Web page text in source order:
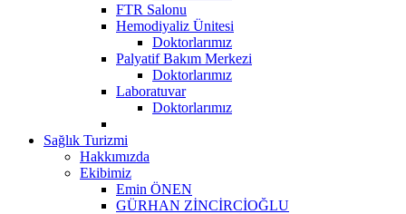
FTR Salonu
Hemodiyaliz Ünitesi
Doktorlarımız
Palyatif Bakım Merkezi
Doktorlarımız
Laboratuvar
Doktorlarımız
Sağlık Turizmi
Hakkımızda
Ekibimiz
Emin ÖNEN
GÜRHAN ZİNCİRCİOĞLU